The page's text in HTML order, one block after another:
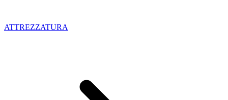
ATTREZZATURA